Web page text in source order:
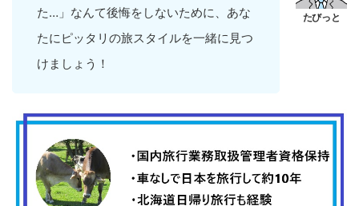
た…」なんて後悔をしないために、あな
たにピッタリの旅スタイルを一緒に見つ
けましょう！